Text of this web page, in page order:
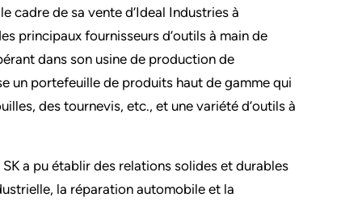
cadre de sa vente d’Ideal Industries à
principaux fournisseurs d’outils à main de
dans son usine de production de
un portefeuille de produits haut de gamme qui
des tournevis, etc., et une variété d’outils à
a pu établir des relations solides et durables
la réparation automobile et la